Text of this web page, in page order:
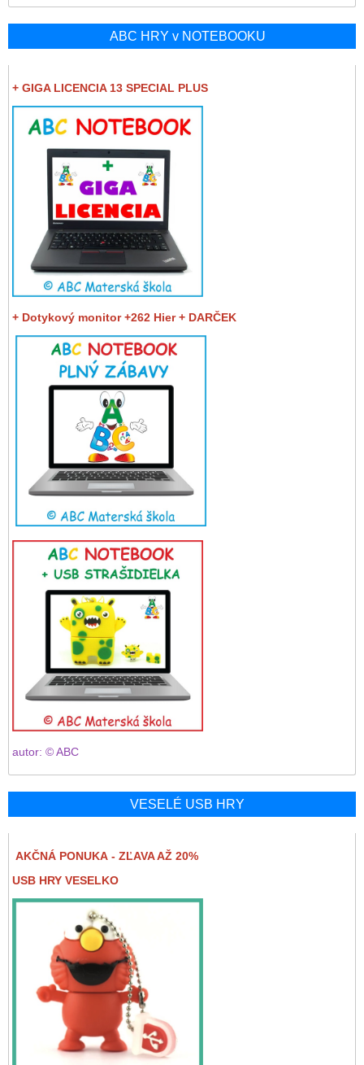
ABC HRY v NOTEBOOKU
+ GIGA LICENCIA 13 SPECIAL PLUS
+ Dotykový monitor +262 Hier + DARČEK
autor: © ABC
VESELÉ USB HRY
AKČNÁ PONUKA - ZĽAVA AŽ 20%
USB HRY VESELKO